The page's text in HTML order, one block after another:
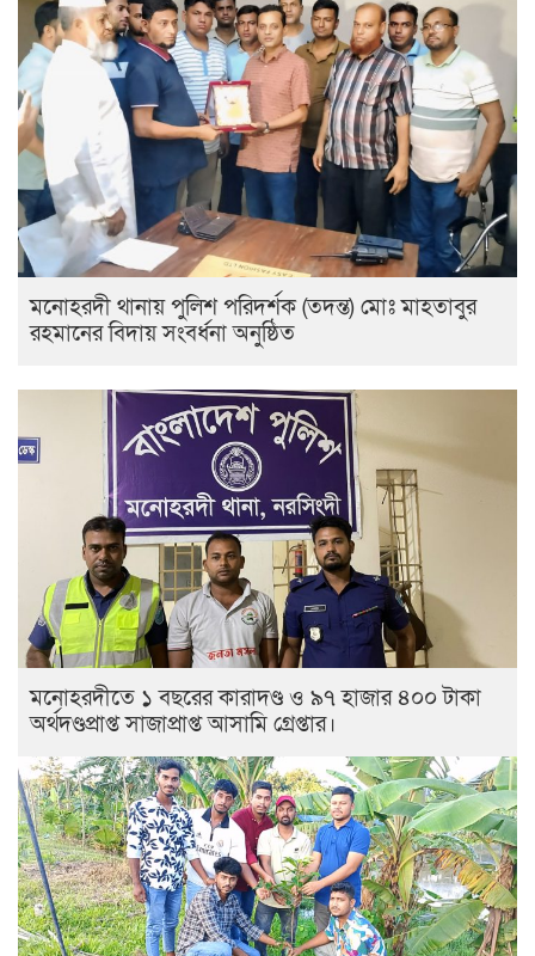
মনোহরদী থানায় পুলিশ পরিদর্শক (তদন্ত) মোঃ মাহতাবুর
রহমানের বিদায় সংবর্ধনা অনুষ্ঠিত
মনোহরদীতে ১ বছরের কারাদণ্ড ও ৯৭ হাজার ৪০০ টাকা
অর্থদণ্ডপ্রাপ্ত সাজাপ্রাপ্ত আসামি গ্রেপ্তার।